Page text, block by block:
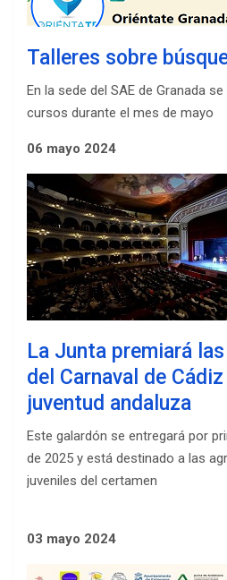
Talleres sobre
En la sede del SAE de Granada
cursos durante el mes de mayo
06 mayo 2024
La Junta premiará
del Carnaval de
juventud andaluza
Este galardón se entregará por
de 2025 y está destinado a las
juveniles del certamen
03 mayo 2024